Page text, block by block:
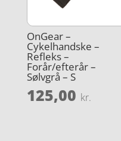
OnGear –
Cykelhandske –
Refleks –
Forår/efterår –
Sølvgrå – S
125,00 kr.